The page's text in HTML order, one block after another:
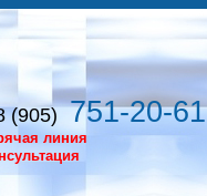
(905) 751-20-61
линия